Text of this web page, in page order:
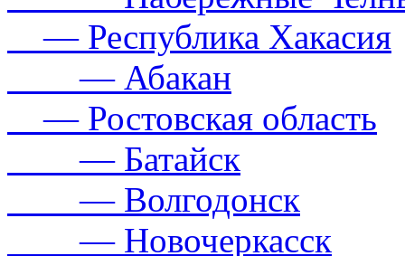
— Республика Хакасия
— Абакан
— Ростовская область
— Батайск
— Волгодонск
— Новочеркасск